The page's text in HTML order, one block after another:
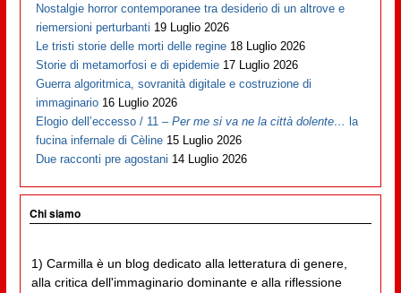
Nostalgie horror contemporanee tra desiderio di un altrove e
riemersioni perturbanti 19 Luglio 2026
Le tristi storie delle morti delle regine 18 Luglio 2026
Storie di metamorfosi e di epidemie 17 Luglio 2026
Guerra algoritmica, sovranità digitale e costruzione di
immaginario 16 Luglio 2026
Elogio dell’eccesso / 11 –Per me si va ne la città dolente… la
fucina infernale di Cèline 15 Luglio 2026
Due racconti pre agostani 14 Luglio 2026
Chi siamo
1) Carmilla è un blog dedicato alla letteratura di genere,
alla critica dell'immaginario dominante e alla riflessione